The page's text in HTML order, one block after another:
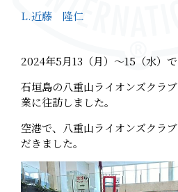
L.近藤 隆仁
2024年5月13（月）～15（水）で
石垣島の八重山ライオンズクラ
業に往訪しました。
空港で、八重山ライオンズクラ
だきました。